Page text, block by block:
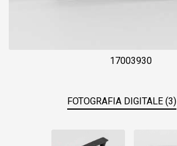
17003930
FOTOGRAFIA DIGITALE (3)